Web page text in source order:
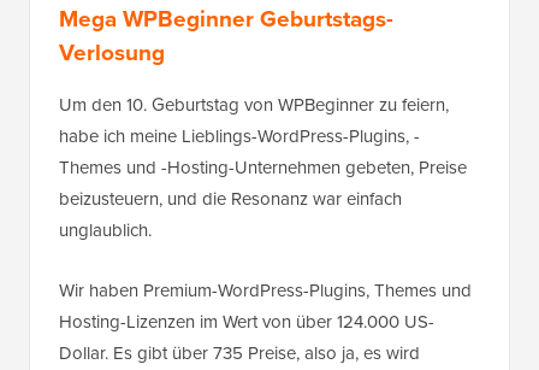
Mega WPBeginner Geburtstags-
Verlosung
Um den 10. Geburtstag von WPBeginner zu feiern,
habe ich meine Lieblings-WordPress-Plugins, -
Themes und -Hosting-Unternehmen gebeten, Preise
beizusteuern, und die Resonanz war einfach
unglaublich.
Wir haben Premium-WordPress-Plugins, Themes und
Hosting-Lizenzen im Wert von über 124.000 US-
Dollar. Es gibt über 735 Preise, also ja, es wird